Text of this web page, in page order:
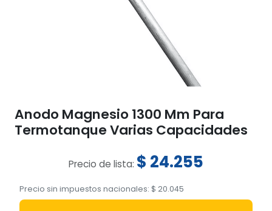
Anodo Magnesio 1300 Mm Para
Termotanque Varias Capacidades
Precio de lista: $ 24.255
Precio sin impuestos nacionales: $ 20.045